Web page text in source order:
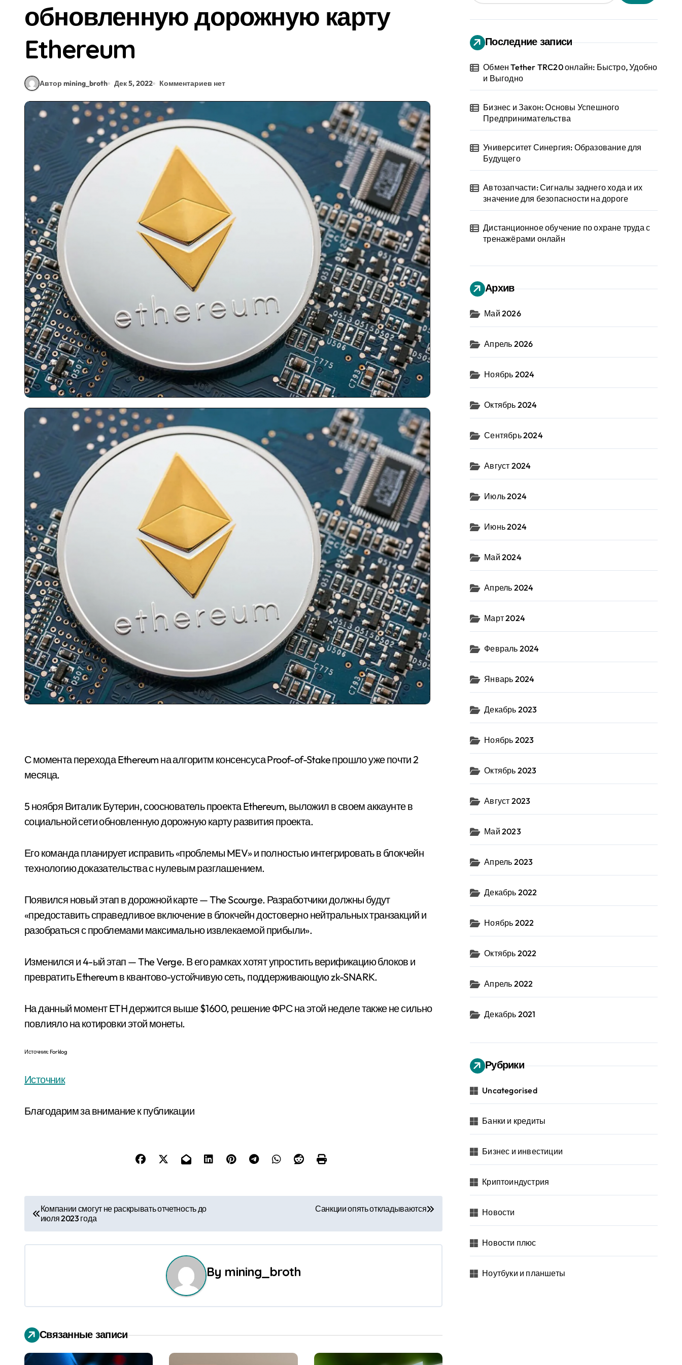
обновленную дорожную карту
Ethereum
Автор mining_broth Дек 5, 2022 Комментариев нет
С момента перехода Ethereum на алгоритм консенсуса Proof-of-Stake прошло уже почти 2
месяца.
5 ноября Виталик Бутерин, сооснователь проекта Ethereum, выложил в своем аккаунте в
социальной сети обновленную дорожную карту развития проекта.
Его команда планирует исправить «проблемы MEV» и полностью интегрировать в блокчейн
технологию доказательства с нулевым разглашением.
Появился новый этап в дорожной карте — The Scourge. Разработчики должны будут
«предоставить справедливое включение в блокчейн достоверно нейтральных транзакций и
разобраться с проблемами максимально извлекаемой прибыли».
Изменился и 4-ый этап — The Verge. В его рамках хотят упростить верификацию блоков и
превратить Ethereum в квантово-устойчивую сеть, поддерживающую zk-SNARK.
На данный момент ETH держится выше $1600, решение ФРС на этой неделе также не сильно
повлияло на котировки этой монеты.
Источник: Forklog
Источник
Благодарим за внимание к публикации
а
в
а
ц
и
Компании смогут не раскрывать отчетность до
июля 2023 года
Санкции опять откладываются
By mining_broth
Связанные записи
Последние записи
Обмен Tether TRC20 онлайн: Быстро, Удобно
и Выгодно
Бизнес и Закон: Основы Успешного
Предпринимательства
Университет Синергия: Образование для
Будущего
Автозапчасти: Сигналы заднего хода и их
значение для безопасности на дороге
Дистанционное обучение по охране труда с
тренажёрами онлайн
Архив
Май 2026
Апрель 2026
Ноябрь 2024
Октябрь 2024
Сентябрь 2024
Август 2024
Июль 2024
Июнь 2024
Май 2024
Апрель 2024
Март 2024
Февраль 2024
Январь 2024
Декабрь 2023
Ноябрь 2023
Октябрь 2023
Август 2023
Май 2023
Апрель 2023
Декабрь 2022
Ноябрь 2022
Октябрь 2022
Апрель 2022
Декабрь 2021
Рубрики
Uncategorised
Банки и кредиты
Бизнес и инвестиции
Криптоиндустрия
Новости
Новости плюс
Ноутбуки и планшеты